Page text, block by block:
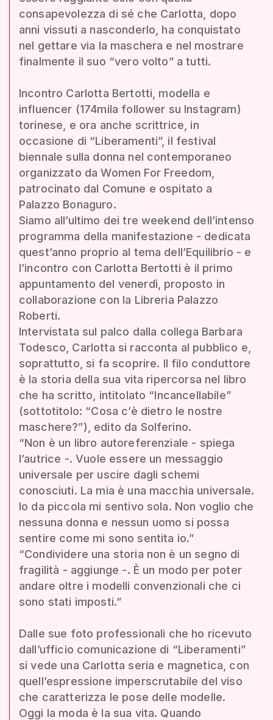
consapevolezza di sé che Carlotta, dopo
anni vissuti a nasconderlo, ha conquistato
nel gettare via la maschera e nel mostrare
finalmente il suo “vero volto” a tutti.
Incontro Carlotta Bertotti, modella e
influencer (174mila follower su Instagram)
torinese, e ora anche scrittrice, in
occasione di “Liberamenti”, il festival
biennale sulla donna nel contemporaneo
organizzato da Women For Freedom,
patrocinato dal Comune e ospitato a
Palazzo Bonaguro.
Siamo all’ultimo dei tre weekend dell’intenso
programma della manifestazione - dedicata
quest’anno proprio al tema dell’Equilibrio - e
l’incontro con Carlotta Bertotti è il primo
appuntamento del venerdì, proposto in
collaborazione con la Libreria Palazzo
Roberti.
Intervistata sul palco dalla collega Barbara
Todesco, Carlotta si racconta al pubblico e,
soprattutto, si fa scoprire. Il filo conduttore
è la storia della sua vita ripercorsa nel libro
che ha scritto, intitolato “Incancellabile”
(sottotitolo: “Cosa c’è dietro le nostre
maschere?”), edito da Solferino.
“Non è un libro autoreferenziale - spiega
l’autrice -. Vuole essere un messaggio
universale per uscire dagli schemi
conosciuti. La mia è una macchia universale.
Io da piccola mi sentivo sola. Non voglio che
nessuna donna e nessun uomo si possa
sentire come mi sono sentita io.”
“Condividere una storia non è un segno di
fragilità - aggiunge -. È un modo per poter
andare oltre i modelli convenzionali che ci
sono stati imposti.”
Dalle sue foto professionali che ho ricevuto
dall’ufficio comunicazione di “Liberamenti”
si vede una Carlotta seria e magnetica, con
quell’espressione imperscrutabile del viso
che caratterizza le pose delle modelle.
Oggi la moda è la sua vita. Quando